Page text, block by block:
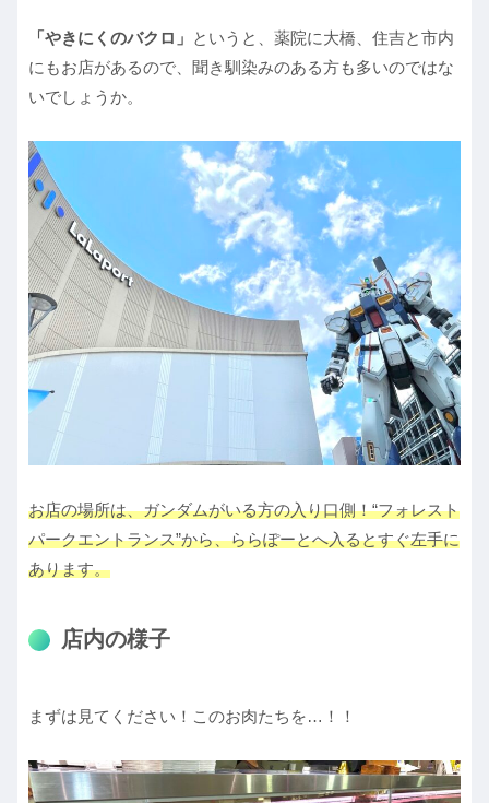
「やきにくのバクロ」 というと、薬院に大橋、住吉と市内
にもお店があるので、聞き馴染みのある方も多いのではな
いでしょうか。
お店の場所は、ガンダムがいる方の入り口側！“フォレスト
パークエントランス”から、ららぽーとへ入るとすぐ左手に
あります。
店内の様子
まずは見てください！このお肉たちを…！！